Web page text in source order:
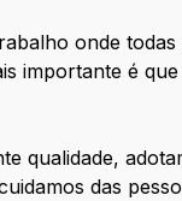
onde
importante é
qualidade,
das